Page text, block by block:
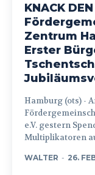
KNACK
Zentrum
Erster
Hamburg (ots) - Anlässlich ihres 50. Jubiläums lud die
e.V. gestern
Multiplikatoren
WALTER - 26.